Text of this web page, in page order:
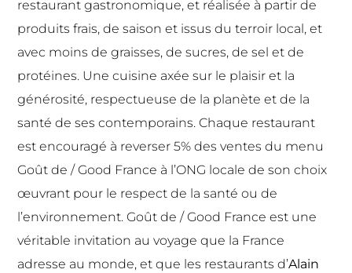
restaurant gastronomique, et réalisée à partir de
produits frais, de saison et issus du terroir local, et
avec moins de graisses, de sucres, de sel et de
protéines. Une cuisine axée sur le plaisir et la
générosité, respectueuse de la planète et de la
santé de ses contemporains. Chaque restaurant
est encouragé à reverser 5% des ventes du menu
Goût de / Good France à l’ONG locale de son choix
œuvrant pour le respect de la santé ou de
l’environnement. Goût de / Good France est une
véritable invitation au voyage que la France
adresse au monde, et que les restaurants d’Alain